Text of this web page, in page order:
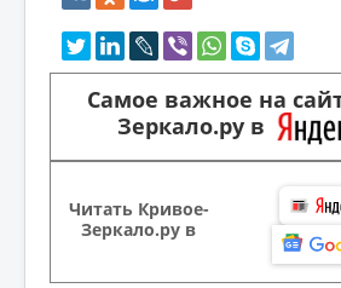
Самое важное на
Зеркало.ру в
Читать Кривое-
Зеркало.ру в